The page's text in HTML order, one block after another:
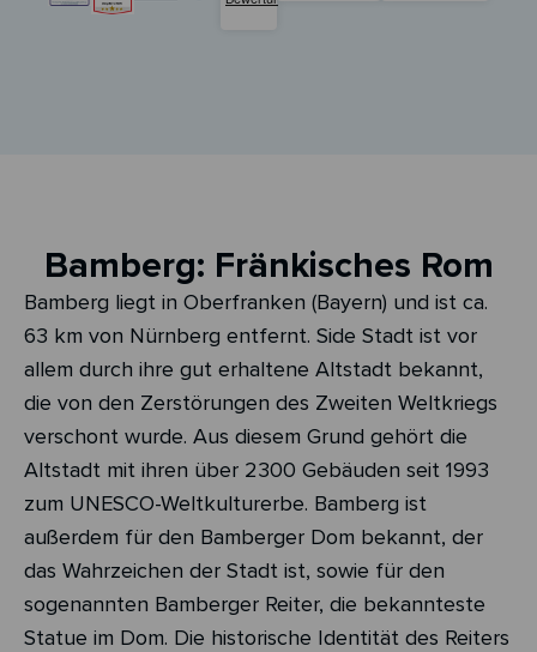
Bamberg: Fränkisches Rom
Bamberg liegt in Oberfranken (Bayern) und ist ca.
63 km von Nürnberg entfernt. Side Stadt ist vor
allem durch ihre gut erhaltene Altstadt bekannt,
die von den Zerstörungen des Zweiten Weltkriegs
verschont wurde. Aus diesem Grund gehört die
Altstadt mit ihren über 2300 Gebäuden seit 1993
zum UNESCO-Weltkulturerbe. Bamberg ist
außerdem für den Bamberger Dom bekannt, der
das Wahrzeichen der Stadt ist, sowie für den
sogenannten Bamberger Reiter, die bekannteste
Statue im Dom. Die historische Identität des Reiters